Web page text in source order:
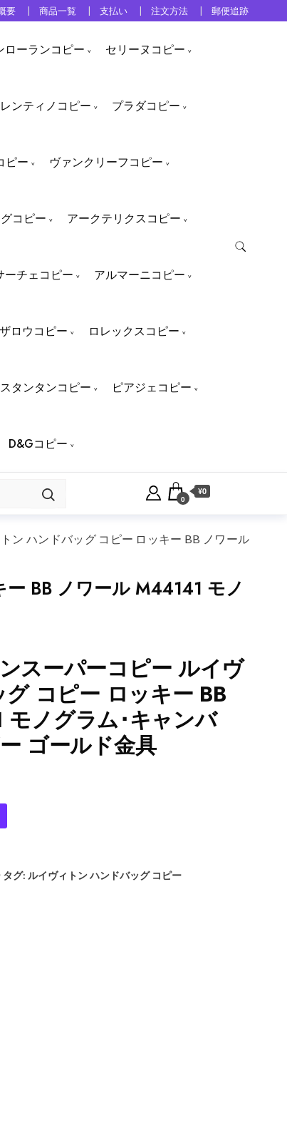
要 商品一覧 支払い 注文方法 郵便追跡
ローランコピー セリーヌコピー
ンティノコピー プラダコピー
ピー ヴァンクリーフコピー
コピー アークテリクスコピー
ーチェコピー アルマーニコピー
ザロウコピー ロレックスコピー
タンタンコピー ピアジェコピー
D&Gコピー
0
¥0
ン ハンドバッグ コピー ロッキー BB ノワール
BB ノワール M44141 モノ
スーパーコピー ルイヴ
コピー ロッキー BB
ノグラム･キャンバ
ゴールド金具
タグ: ルイヴィトン ハンドバッグ コピー